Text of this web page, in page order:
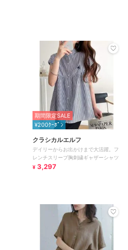
期間限定SALE
¥200ｸｰﾎﾟﾝ
クラシカルエルフ
デイリーからお出かけまで大活躍。フ
レンチスリーブ胸刺繍ギャザーシャツ
¥ 3,297